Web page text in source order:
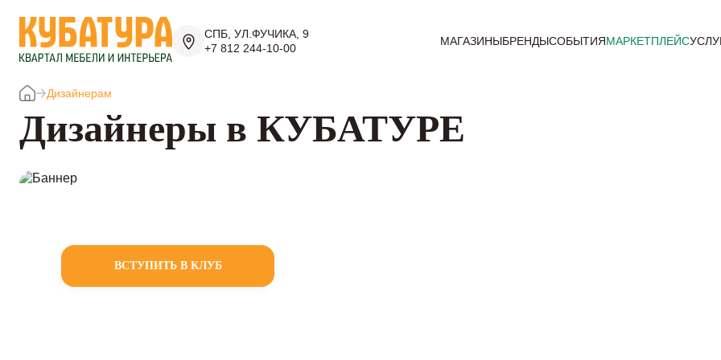
СПБ, УЛ.ФУЧИКА, 9
+7 812 244-10-00
МАГАЗИНЫБРЕНДЫСОБЫТИЯМАРКЕТПЛЕЙС
Дизайнерам
Дизайнеры в КУБАТУРЕ
ВСТУПИТЬ В КЛУБ